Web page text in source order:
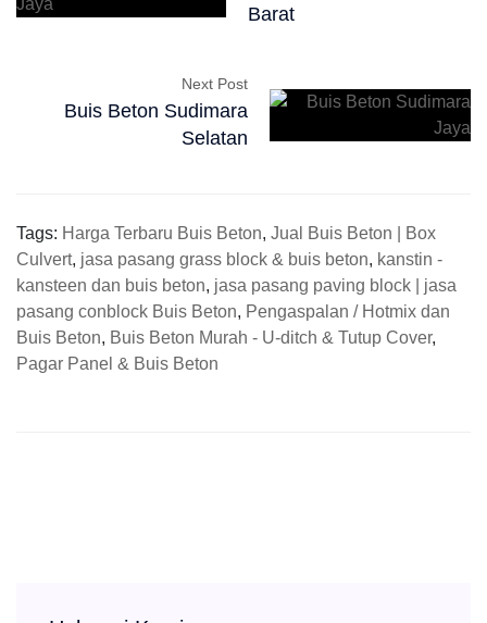
Barat
Next Post
Buis Beton Sudimara
Selatan
Tags: Harga Terbaru Buis Beton, Jual Buis Beton | Box
Culvert, jasa pasang grass block & buis beton, kanstin -
kansteen dan buis beton, jasa pasang paving block | jasa
pasang conblock Buis Beton, Pengaspalan / Hotmix dan
Buis Beton, Buis Beton Murah - U-ditch & Tutup Cover,
Pagar Panel & Buis Beton